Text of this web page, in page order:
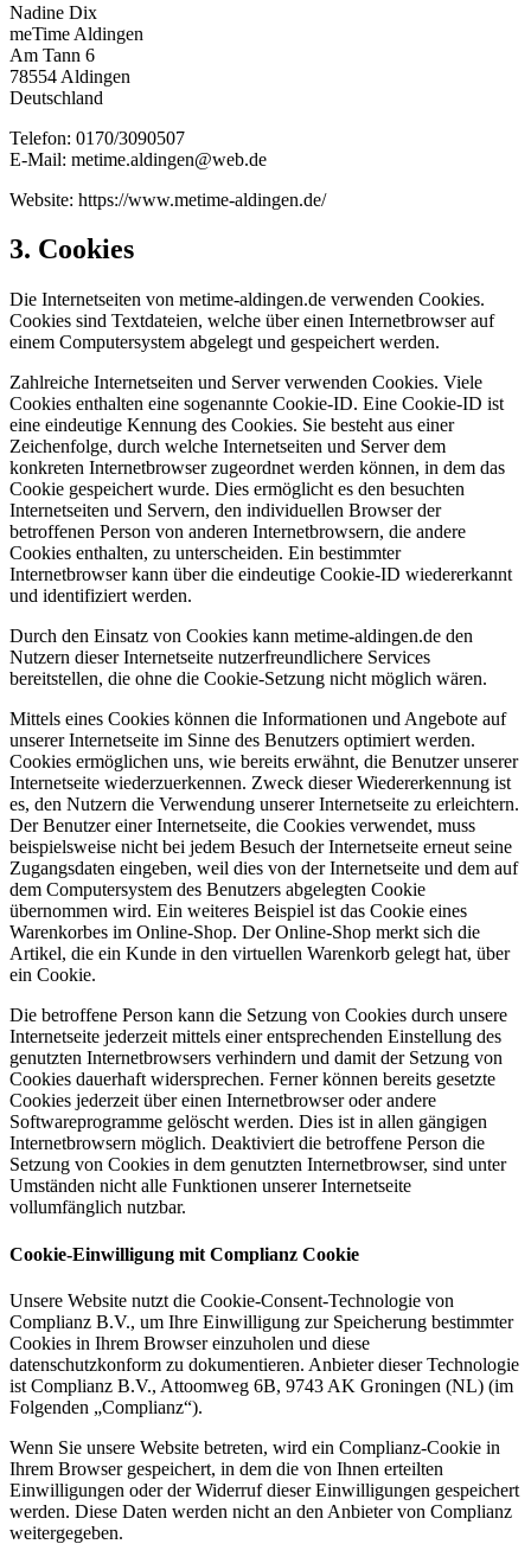
Nadine Dix
meTime Aldingen
Am Tann 6
78554 Aldingen
Deutschland
Telefon: 0170/3090507
E-Mail: metime.aldingen@web.de
Website: https://www.metime-aldingen.de/
3. Cookies
Die Internetseiten von metime-aldingen.de verwenden Cookies.
Cookies sind Textdateien, welche über einen Internetbrowser auf
einem Computersystem abgelegt und gespeichert werden.
Zahlreiche Internetseiten und Server verwenden Cookies. Viele
Cookies enthalten eine sogenannte Cookie-ID. Eine Cookie-ID ist
eine eindeutige Kennung des Cookies. Sie besteht aus einer
Zeichenfolge, durch welche Internetseiten und Server dem
konkreten Internetbrowser zugeordnet werden können, in dem das
Cookie gespeichert wurde. Dies ermöglicht es den besuchten
Internetseiten und Servern, den individuellen Browser der
betroffenen Person von anderen Internetbrowsern, die andere
Cookies enthalten, zu unterscheiden. Ein bestimmter
Internetbrowser kann über die eindeutige Cookie-ID wiedererkannt
und identifiziert werden.
Durch den Einsatz von Cookies kann metime-aldingen.de den
Nutzern dieser Internetseite nutzerfreundlichere Services
bereitstellen, die ohne die Cookie-Setzung nicht möglich wären.
Mittels eines Cookies können die Informationen und Angebote auf
unserer Internetseite im Sinne des Benutzers optimiert werden.
Cookies ermöglichen uns, wie bereits erwähnt, die Benutzer unserer
Internetseite wiederzuerkennen. Zweck dieser Wiedererkennung ist
es, den Nutzern die Verwendung unserer Internetseite zu erleichtern.
Der Benutzer einer Internetseite, die Cookies verwendet, muss
beispielsweise nicht bei jedem Besuch der Internetseite erneut seine
Zugangsdaten eingeben, weil dies von der Internetseite und dem auf
dem Computersystem des Benutzers abgelegten Cookie
übernommen wird. Ein weiteres Beispiel ist das Cookie eines
Warenkorbes im Online-Shop. Der Online-Shop merkt sich die
Artikel, die ein Kunde in den virtuellen Warenkorb gelegt hat, über
ein Cookie.
Die betroffene Person kann die Setzung von Cookies durch unsere
Internetseite jederzeit mittels einer entsprechenden Einstellung des
genutzten Internetbrowsers verhindern und damit der Setzung von
Cookies dauerhaft widersprechen. Ferner können bereits gesetzte
Cookies jederzeit über einen Internetbrowser oder andere
Softwareprogramme gelöscht werden. Dies ist in allen gängigen
Internetbrowsern möglich. Deaktiviert die betroffene Person die
Setzung von Cookies in dem genutzten Internetbrowser, sind unter
Umständen nicht alle Funktionen unserer Internetseite
vollumfänglich nutzbar.
Cookie-Einwilligung mit Complianz Cookie
Unsere Website nutzt die Cookie-Consent-Technologie von
Complianz B.V., um Ihre Einwilligung zur Speicherung bestimmter
Cookies in Ihrem Browser einzuholen und diese
datenschutzkonform zu dokumentieren. Anbieter dieser Technologie
ist Complianz B.V., Attoomweg 6B, 9743 AK Groningen (NL) (im
Folgenden „Complianz“).
Wenn Sie unsere Website betreten, wird ein Complianz-Cookie in
Ihrem Browser gespeichert, in dem die von Ihnen erteilten
Einwilligungen oder der Widerruf dieser Einwilligungen gespeichert
werden. Diese Daten werden nicht an den Anbieter von Complianz
weitergegeben.